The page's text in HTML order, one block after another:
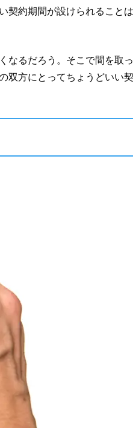
契約期間が設けられること
なるだろう。そこで間を取
双方にとってちょうどいい